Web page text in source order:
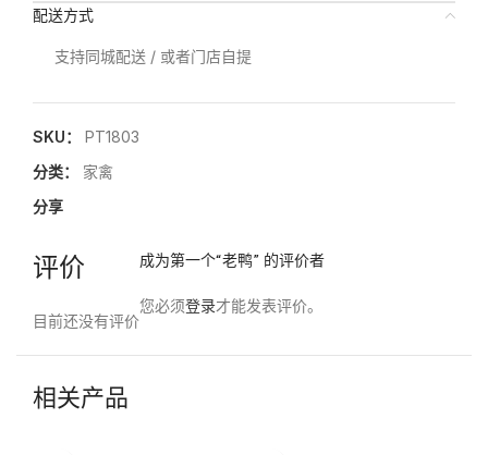
配送方式
支持同城配送 / 或者门店自提
SKU： PT1803
分类：
家禽
分享
评价
目前还没有评价
成为第一个“老鸭” 的评价者
您必须登录才能发表评价。
相关产品